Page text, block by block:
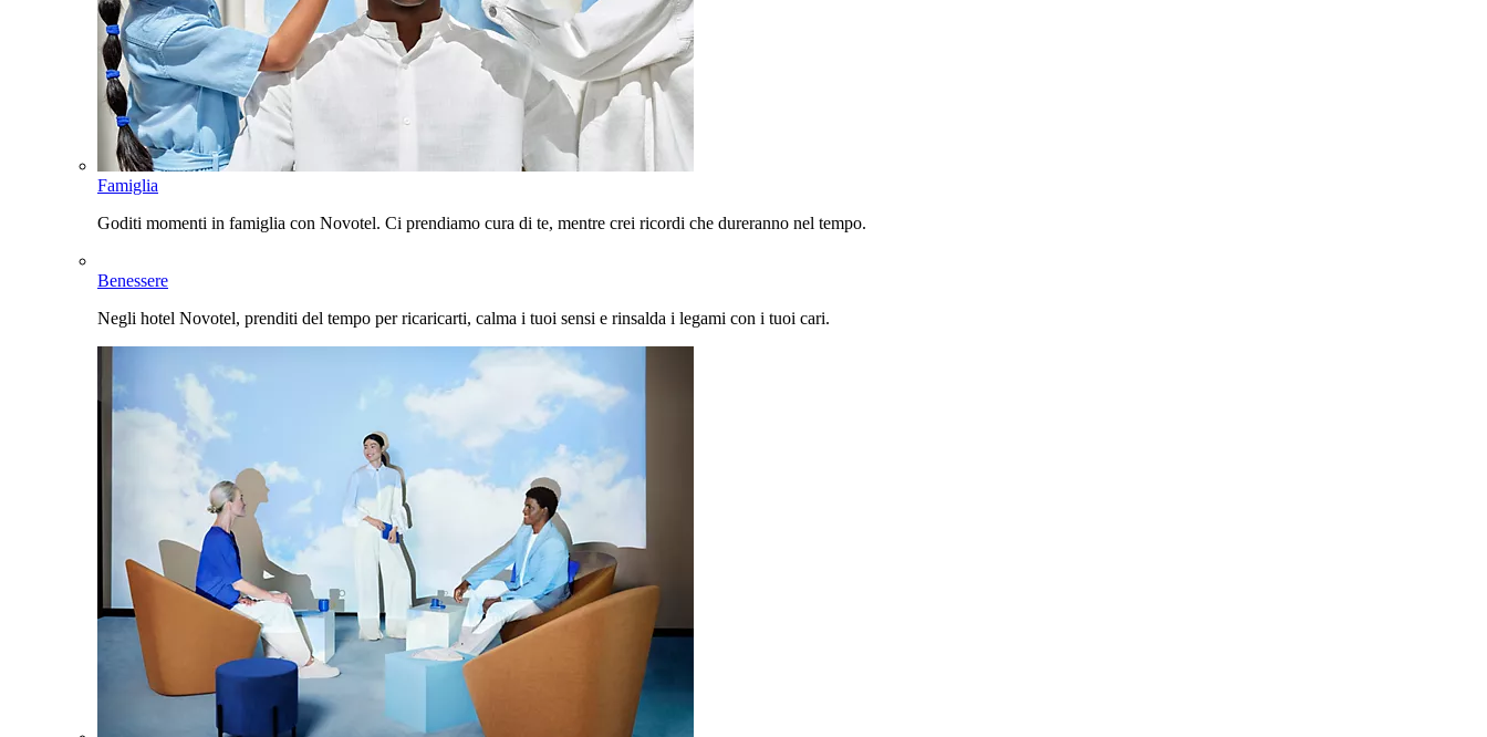
Famiglia
Goditi momenti in famiglia con Novotel. Ci prendiamo cura di te, mentre crei ricordi che dureranno nel tempo.
Benessere
Negli hotel Novotel, prenditi del tempo per ricaricarti, calma i tuoi sensi e rinsalda i legami con i tuoi cari.